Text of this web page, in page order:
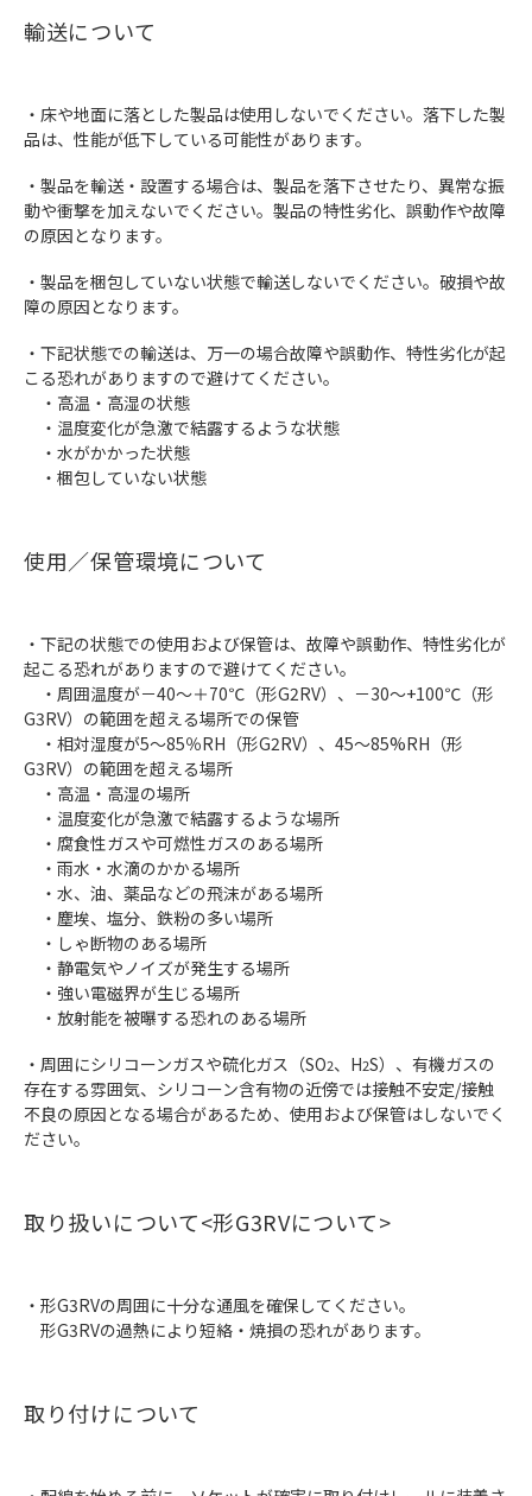
輸送について
・床や地面に落とした製品は使用しないでください。落下した製
品は、性能が低下している可能性があります。
・製品を輸送・設置する場合は、製品を落下させたり、異常な振
動や衝撃を加えないでください。製品の特性劣化、誤動作や故障
の原因となります。
・製品を梱包していない状態で輸送しないでください。破損や故
障の原因となります。
・下記状態での輸送は、万一の場合故障や誤動作、特性劣化が起
こる恐れがありますので避けてください。
・高温・高湿の状態
・温度変化が急激で結露するような状態
・水がかかった状態
・梱包していない状態
使用／保管環境について
・下記の状態での使用および保管は、故障や誤動作、特性劣化が
起こる恐れがありますので避けてください。
・周囲温度が－40～＋70℃（形G2RV）、－30～+100℃（形
G3RV）の範囲を超える場所での保管
・相対湿度が5～85％RH（形G2RV）、45～85%RH（形
G3RV）の範囲を超える場所
・高温・高湿の場所
・温度変化が急激で結露するような場所
・腐食性ガスや可燃性ガスのある場所
・雨水・水滴のかかる場所
・水、油、薬品などの飛沫がある場所
・塵埃、塩分、鉄粉の多い場所
・しゃ断物のある場所
・静電気やノイズが発生する場所
・強い電磁界が生じる場所
・放射能を被曝する恐れのある場所
・周囲にシリコーンガスや硫化ガス（SO2、H2S）、有機ガスの
存在する雰囲気、シリコーン含有物の近傍では接触不安定/接触
不良の原因となる場合があるため、使用および保管はしないでく
ださい。
取り扱いについて<形G3RVについて>
・形G3RVの周囲に十分な通風を確保してください。
形G3RVの過熱により短絡・焼損の恐れがあります。
取り付けについて